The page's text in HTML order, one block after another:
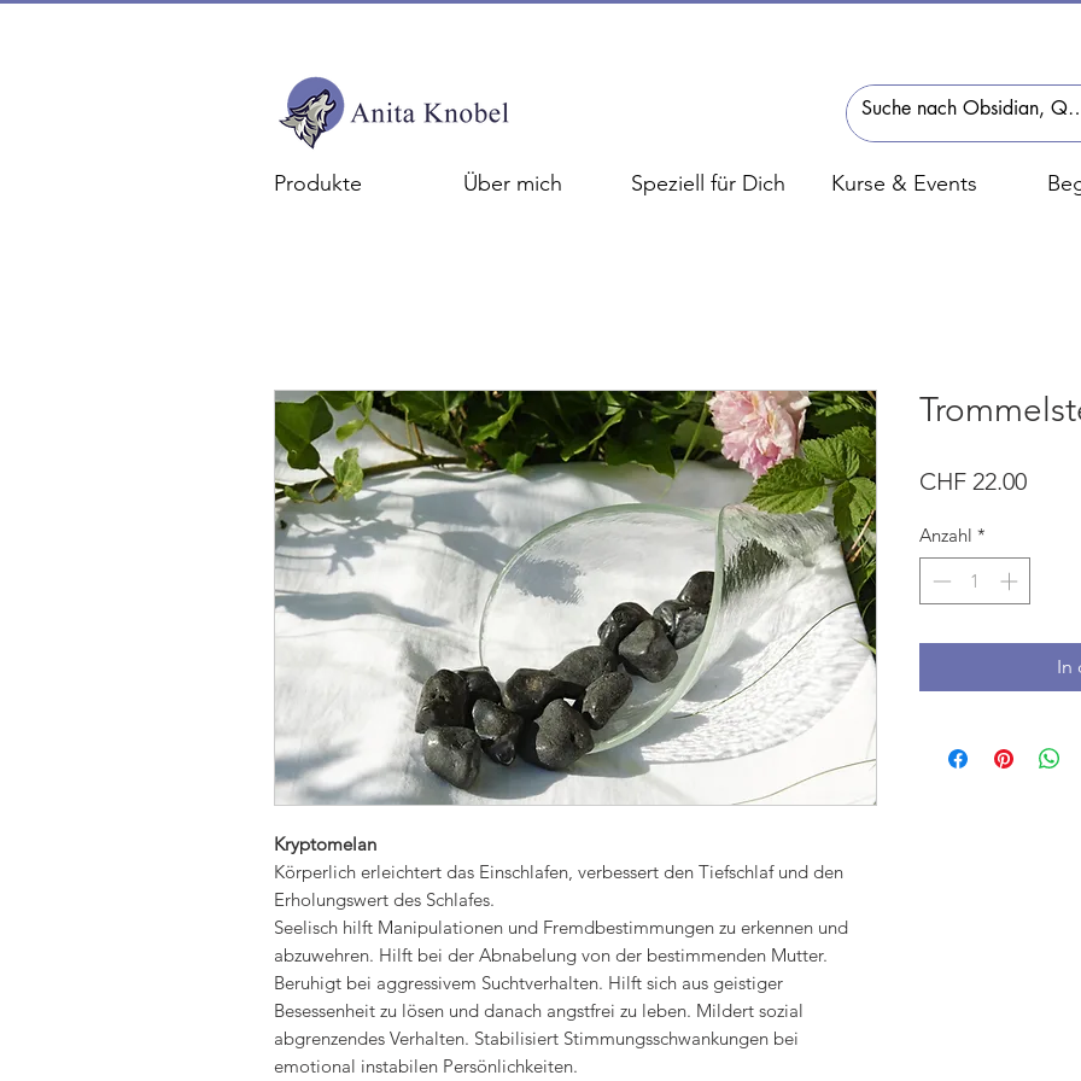
Produkte Über mich Speziell für Dich Kurse & Events
Kryptomelan
Körperlich erleichtert das Einschlafen, verbessert den Tiefschlaf und den
Erholungswert des Schlafes.
Seelisch hilft Manipulationen und Fremdbestimmungen zu erkennen und
abzuwehren. Hilft bei der Abnabelung von der bestimmenden Mutter.
Beruhigt bei aggressivem Suchtverhalten. Hilft sich aus geistiger
Besessenheit zu lösen und danach angstfrei zu leben. Mildert sozial
abgrenzendes Verhalten. Stabilisiert Stimmungsschwankungen bei
emotional instabilen Persönlichkeiten.
CHF 22.00Preis
Anzahl *
In